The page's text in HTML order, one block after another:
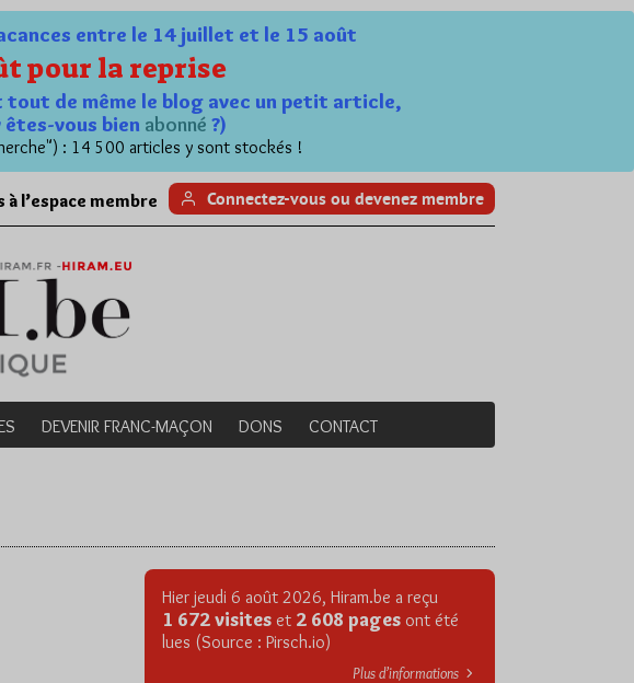
entre le 14 juillet et le 15 août
pour la reprise
de même le blog avec un petit article,
vous bien abonné ?)
: 14 500 articles y sont stockés !
à l’espace membre Connectez-vous ou devenez membre
DEVENIR FRANC-MAÇON DONS CONTACT
Hier jeudi 6 août 2026, Hiram.be a reçu
1 672 visites et 2 608 pages ont été
lues (Source : Pirsch.io)
Plus d’informations